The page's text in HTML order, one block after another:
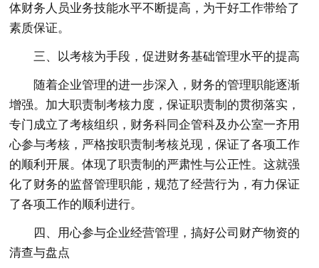
体财务人员业务技能水平不断提高，为干好工作带给了
素质保证。
三、以考核为手段，促进财务基础管理水平的提高
随着企业管理的进一步深入，财务的管理职能逐渐
增强。加大职责制考核力度，保证职责制的贯彻落实，
专门成立了考核组织，财务科同企管科及办公室一齐用
心参与考核，严格按职责制考核兑现，保证了各项工作
的顺利开展。体现了职责制的严肃性与公正性。这就强
化了财务的监督管理职能，规范了经营行为，有力保证
了各项工作的顺利进行。
四、用心参与企业经营管理，搞好公司财产物资的
清查与盘点